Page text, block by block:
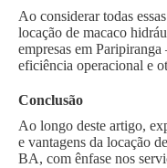
Ao considerar todas
locação de macaco
empresas em
eficiência operacional e
Conclusão
Ao longo deste artigo,
e vantagens da locação
BA, com ênfase nos